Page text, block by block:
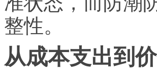
整性。
从成本支出到